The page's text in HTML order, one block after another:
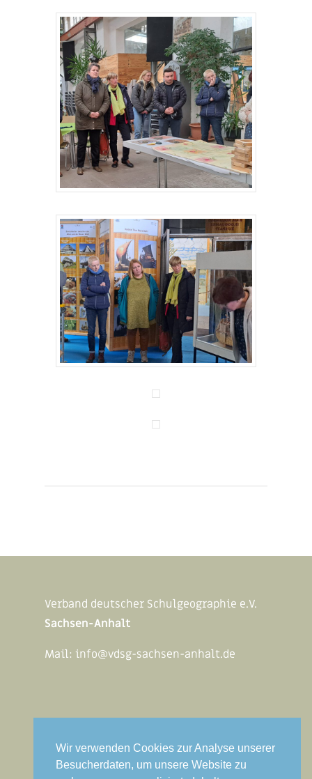
Verband deutscher Schulgeographie e.V.
Sachsen-Anhalt
Mail: info@vdsg-sachsen-anhalt.de
Impressum
Wir verwenden Cookies zur Analyse unserer
Besucherdaten, um unsere Website zu